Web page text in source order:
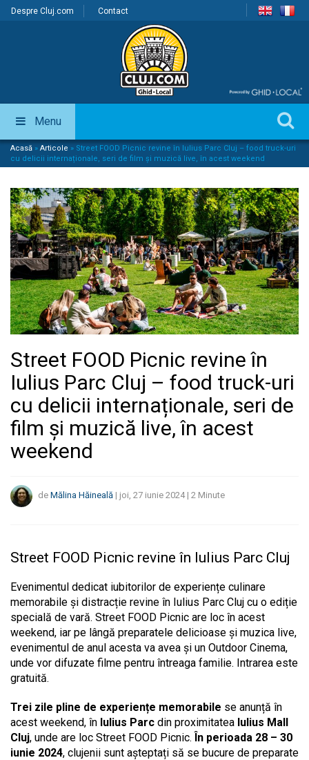
Despre Cluj.com Contact
Menu
Acasă » Articole » Street FOOD Picnic revine în Iulius Parc Cluj – food truck-uri
cu delicii internaționale, seri de film și muzică live, în acest weekend
Street FOOD Picnic revine în
Iulius Parc Cluj – food truck-uri
cu delicii internaționale, seri de
film și muzică live, în acest
weekend
de Mălina Hăineală | joi, 27 iunie 2024| 2 Minute
Street FOOD Picnic revine în Iulius Parc Cluj
Evenimentul dedicat iubitorilor de experiențe culinare
memorabile și distracție revine în Iulius Parc Cluj cu o ediție
specială de vară. Street FOOD Picnic are loc în acest
weekend, iar pe lângă preparatele delicioase și muzica live,
evenimentul de anul acesta va avea și un Outdoor Cinema,
unde vor difuzate filme pentru întreaga familie. Intrarea este
gratuită.
Trei zile pline de experiențe memorabile se anunță în
acest weekend, în Iulius Parc din proximitatea Iulius Mall
Cluj, unde are loc Street FOOD Picnic. În perioada 28 – 30
iunie 2024, clujenii sunt așteptați să se bucure de preparate